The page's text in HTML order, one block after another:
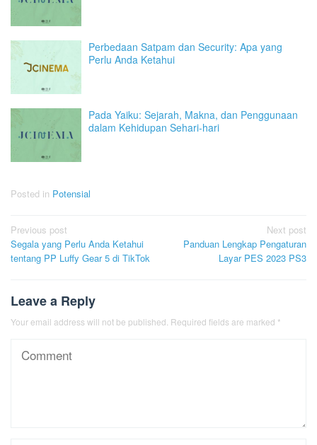
Perbedaan Satpam dan Security: Apa yang
Perlu Anda Ketahui
Pada Yaiku: Sejarah, Makna, dan Penggunaan
dalam Kehidupan Sehari-hari
Posted in Potensial
Post
navigation
Previous post
Segala yang Perlu Anda Ketahui
tentang PP Luffy Gear 5 di TikTok
Next post
Panduan Lengkap Pengaturan
Layar PES 2023 PS3
Leave a Reply
Your email address will not be published. Required fields are marked *